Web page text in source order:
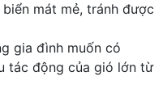
mát mẻ, tránh được
gia đình muốn có
tác động của gió lớn từ